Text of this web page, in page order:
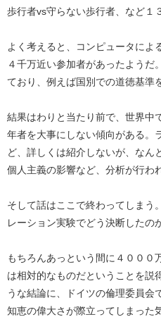
歩行者vs守らない歩行者、など１
よく考えると、コンピュータによ
４千万近い参加者があったよう
ており、例えば国別での道徳基準
結果はわりと当たり前で、世界中
年者を大事にしない傾向がある。
ど、詳しくは紹介しないが、なん
個人主義の影響など、分析が行わ
そして話はここで終わってしまう
レーション実験でどう決断した
もちろんあっという間に４０００
は相対的なものだということを説
うな結論に、ドイツの倫理委員会
知恵の偉大さが際立ってしまった